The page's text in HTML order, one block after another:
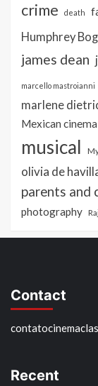
crime death
Humphrey
james dean
marcello mastroianni
marlene
Mexican cinema
musical
olivia de
parents and
photography
Contact
Recent